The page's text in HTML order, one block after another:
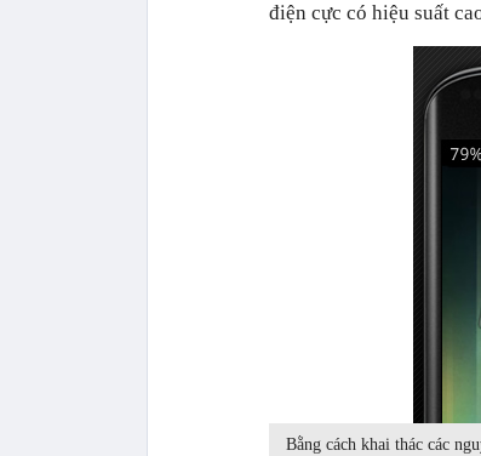
điện cực có hiệu suất
Bằng cách khai thác các